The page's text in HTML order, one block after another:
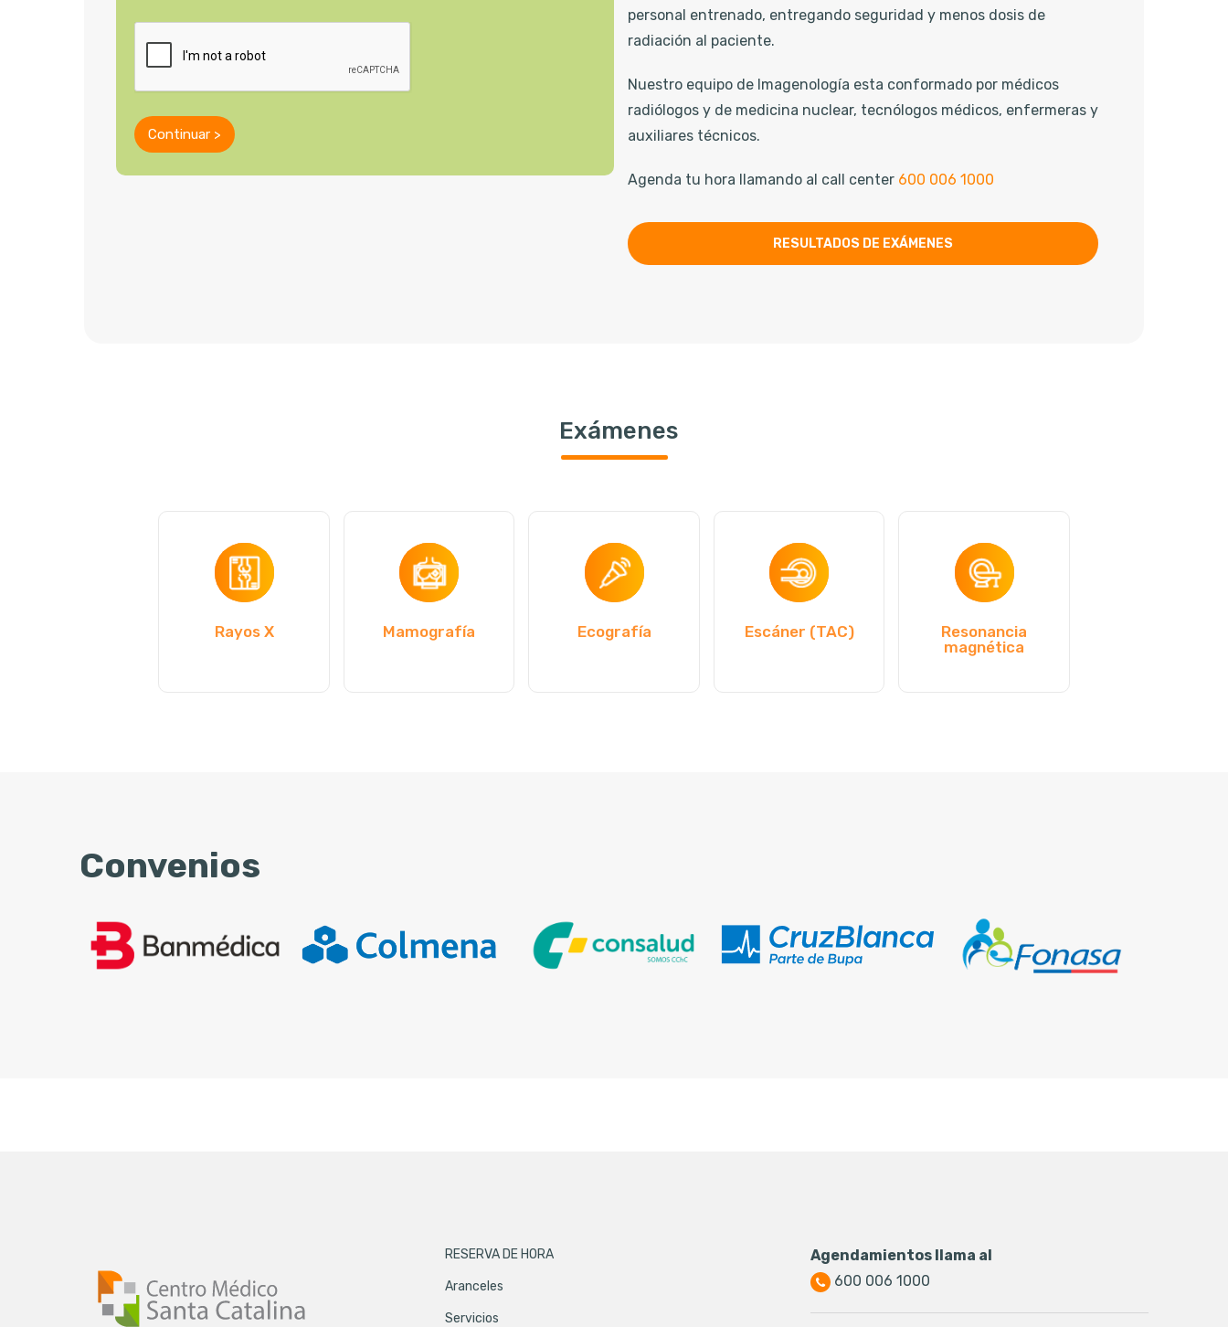
personal entrenado, entregando seguridad y menos dosis de
radiación al paciente.
Nuestro equipo de Imagenología esta conformado por médicos
radiólogos y de medicina nuclear, tecnólogos médicos, enfermeras y
auxiliares técnicos.
Agenda tu hora llamando al call center 600 006 1000
RESULTADOS DE EXÁMENES
Exámenes
Rayos X Mamografía Ecografía Escáner (TAC)
Resonancia
magnética
Convenios
RESERVA DE HORA
Aranceles
Servicios
Agendamientos llama al
600 006 1000